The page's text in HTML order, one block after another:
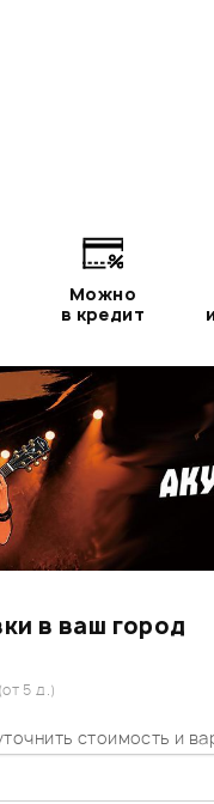
Можно
в кредит
в ваш город
(от 5 д.)
стоимость и